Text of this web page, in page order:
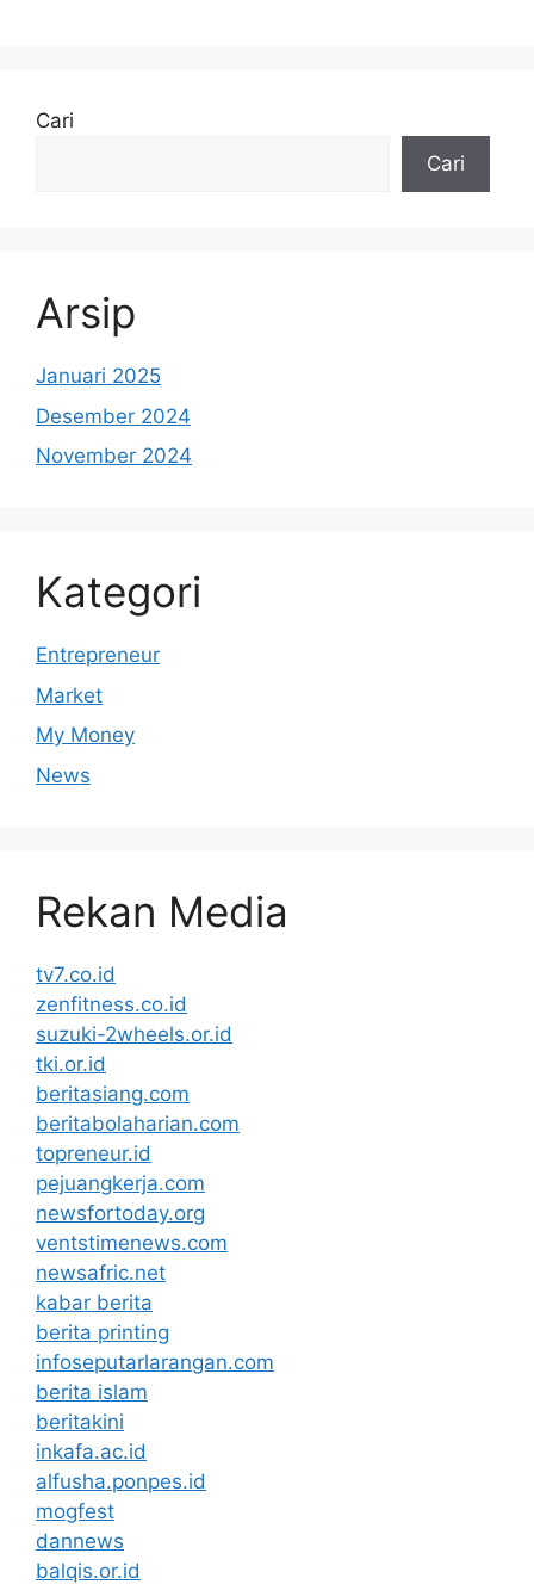
Cari
Cari
Arsip
Januari 2025
Desember 2024
November 2024
Kategori
Entrepreneur
Market
My Money
News
Rekan Media
tv7.co.id
zenfitness.co.id
suzuki-2wheels.or.id
tki.or.id
beritasiang.com
beritabolaharian.com
topreneur.id
pejuangkerja.com
newsfortoday.org
ventstimenews.com
newsafric.net
kabar berita
berita printing
infoseputarlarangan.com
berita islam
beritakini
inkafa.ac.id
alfusha.ponpes.id
mogfest
dannews
balqis.or.id